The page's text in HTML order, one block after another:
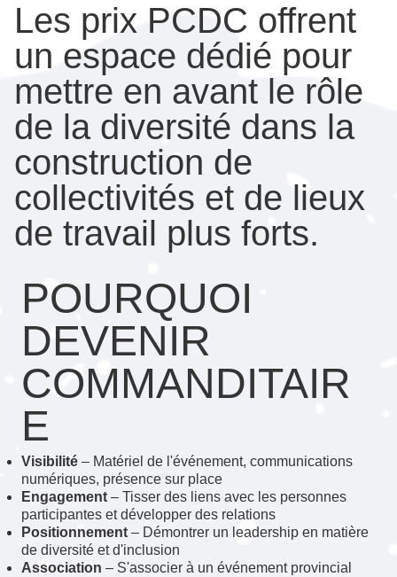
Les prix PCDC offrent
un espace dédié pour
mettre en avant le rôle
de la diversité dans la
construction de
collectivités et de lieux
de travail plus forts.
POURQUOI
DEVENIR
COMMANDITAIR
E
Visibilité – Matériel de l'événement, communications
numériques, présence sur place
Engagement– Tisser des liens avec les personnes
participantes et développer des relations
Positionnement– Démontrer un leadership en matière
de diversité et d'inclusion
Association – S'associer à un événement provincial